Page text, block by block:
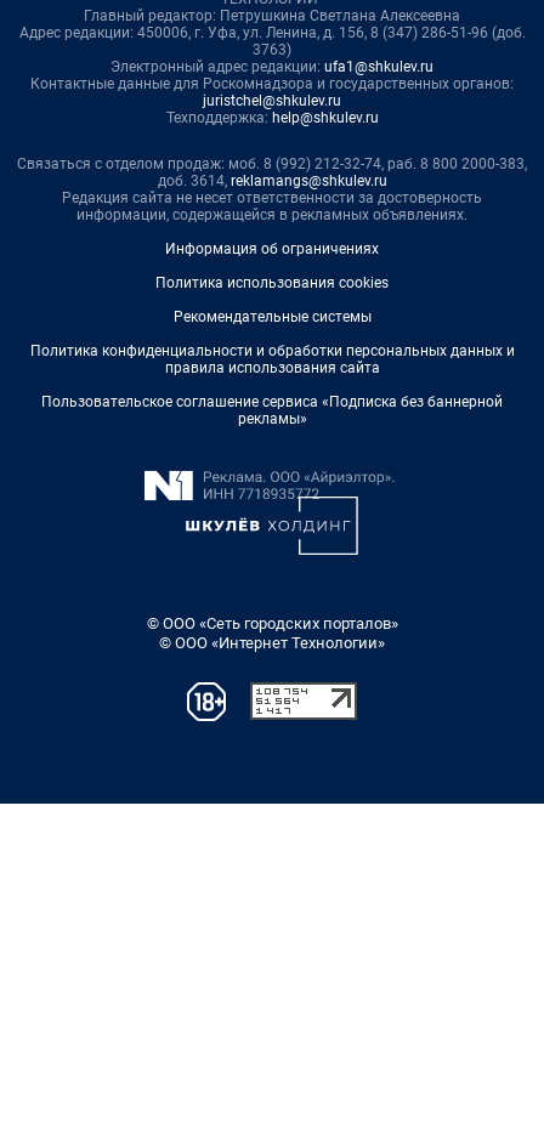
Главный редактор: Петрушкина Светлана Алексеевна
Адрес редакции: 450006, г. Уфа, ул. Ленина, д. 156, 8 (347) 286-51-96 (доб.
3763)
Электронный адрес редакции: ufa1@shkulev.ru
Контактные данные для Роскомнадзора и государственных органов:
juristchel@shkulev.ru
Техподдержка: help@shkulev.ru
Связаться с отделом продаж: моб. 8 (992) 212-32-74, раб. 8 800 2000-383,
доб. 3614, reklamangs@shkulev.ru
Редакция сайта не несет ответственности за достоверность
информации, содержащейся в рекламных объявлениях.
Информация об ограничениях
Политика использования cookies
Рекомендательные системы
Политика конфиденциальности и обработки персональных данных и
правила использования сайта
Пользовательское соглашение сервиса «Подписка без баннерной
рекламы»
© ООО «Сеть городских порталов»
© ООО «Интернет Технологии»